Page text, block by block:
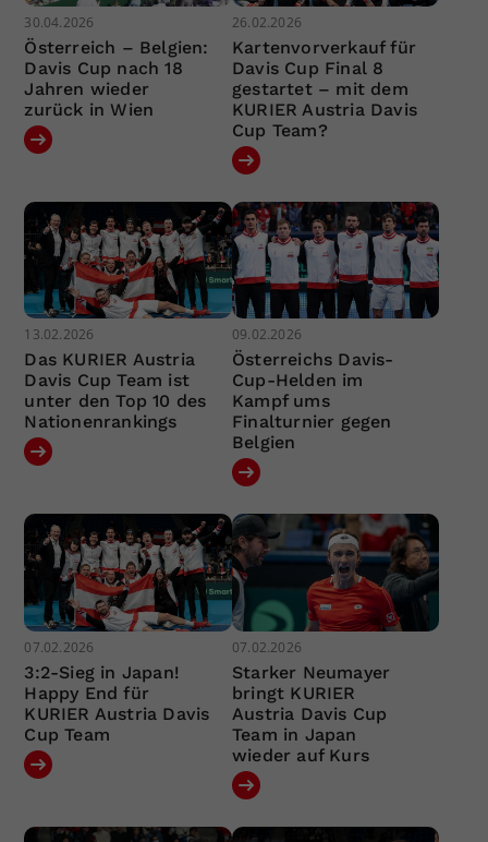
30.04.2026
Österreich – Belgien:
Davis Cup nach 18
Jahren wieder
zurück in Wien
26.02.2026
Kartenvorverkauf für
Davis Cup Final 8
gestartet – mit dem
KURIER Austria Davis
Cup Team?
13.02.2026
Das KURIER Austria
Davis Cup Team ist
unter den Top 10 des
Nationenrankings
09.02.2026
Österreichs Davis-
Cup-Helden im
Kampf ums
Finalturnier gegen
Belgien
07.02.2026
3:2-Sieg in Japan!
Happy End für
KURIER Austria Davis
Cup Team
07.02.2026
Starker Neumayer
bringt KURIER
Austria Davis Cup
Team in Japan
wieder auf Kurs